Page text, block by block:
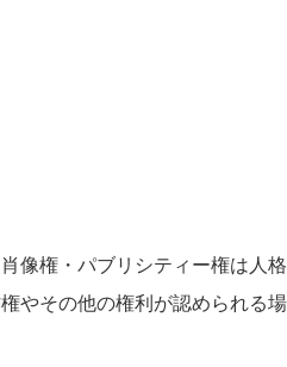
権・パブリシティー権は人
やその他の権利が認められる